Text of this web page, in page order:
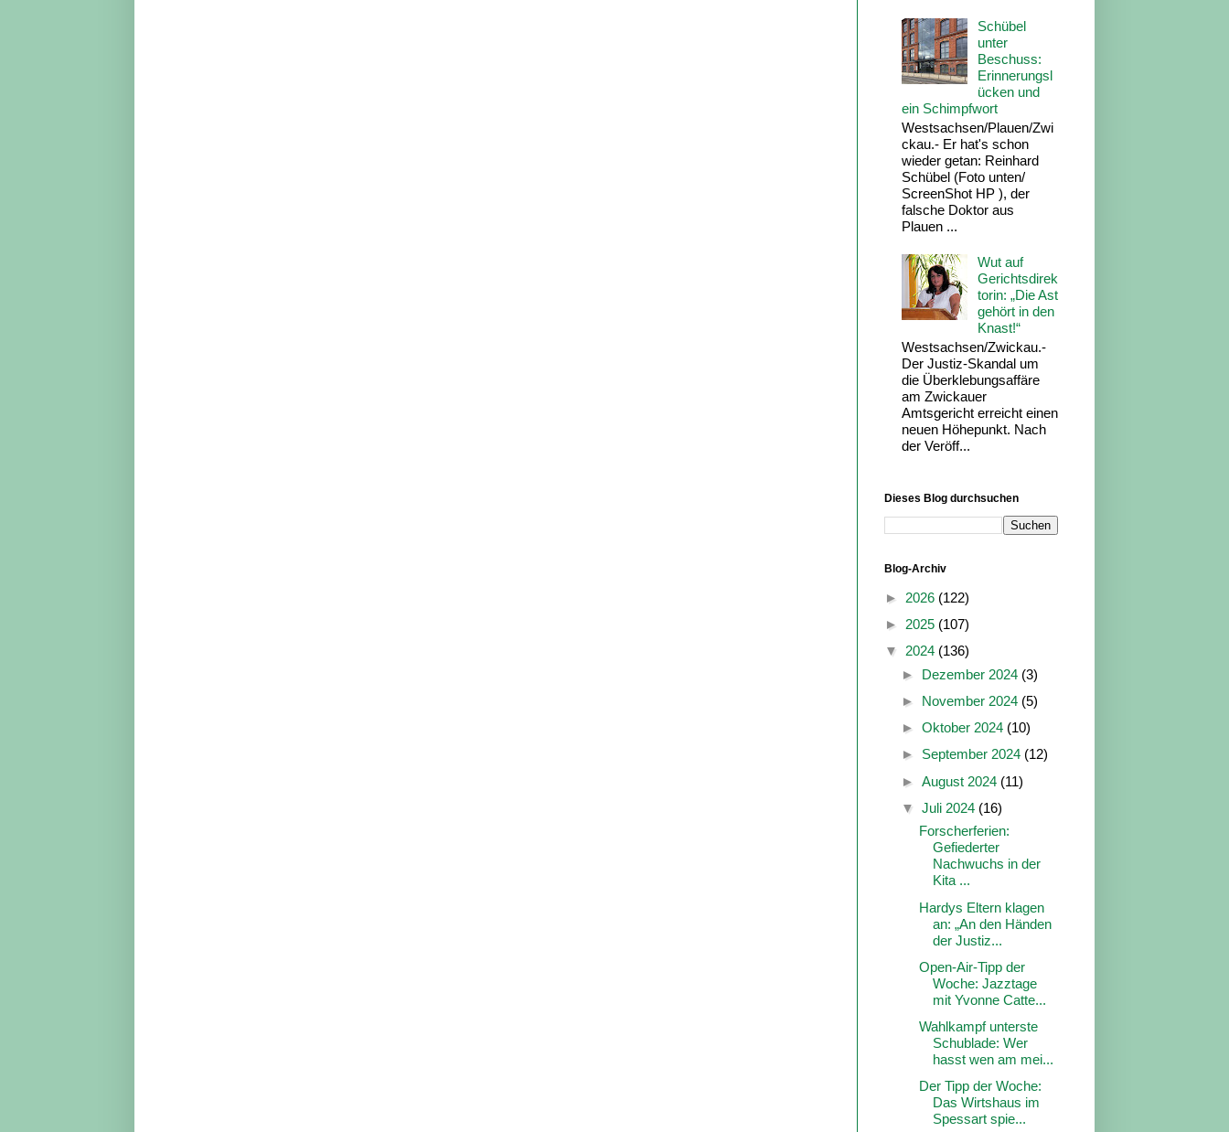
Schübel
unter
Beschuss:
Erinnerungsl
ücken und
ein Schimpfwort
Westsachsen/Plauen/Zwi
ckau.- Er hat's schon
wieder getan: Reinhard
Schübel (Foto unten/
ScreenShot HP ), der
falsche Doktor aus
Plauen ...
Wut auf
Gerichtsdirek
torin: „Die Ast
gehört in den
Knast!“
Westsachsen/Zwickau.-
Der Justiz-Skandal um
die Überklebungsaffäre
am Zwickauer
Amtsgericht erreicht einen
neuen Höhepunkt. Nach
der Veröff...
Dieses Blog durchsuchen
Blog-Archiv
► 2026 (122)
► 2025 (107)
▼ 2024 (136)
► Dezember 2024 (3)
► November 2024 (5)
► Oktober 2024 (10)
► September 2024 (12)
► August 2024 (11)
▼ Juli 2024 (16)
Forscherferien:
Gefiederter
Nachwuchs in der
Kita ...
Hardys Eltern klagen
an: „An den Händen
der Justiz...
Open-Air-Tipp der
Woche: Jazztage
mit Yvonne Catte...
Wahlkampf unterste
Schublade: Wer
hasst wen am mei...
Der Tipp der Woche:
Das Wirtshaus im
Spessart spie...